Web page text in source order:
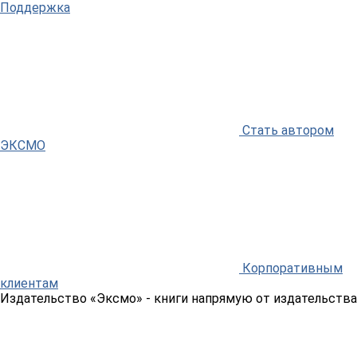
Поддержка
Стать автором
ЭКСМО
Корпоративным
клиентам
Издательство «Эксмо» - книги напрямую от издательства